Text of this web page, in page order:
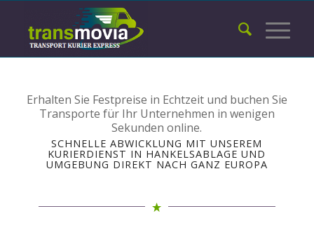
Erhalten Sie Festpreise in Echtzeit und buchen Sie
Transporte für Ihr Unternehmen in wenigen
Sekunden online.
SCHNELLE ABWICKLUNG MIT UNSEREM
KURIERDIENST IN HANKELSABLAGE UND
UMGEBUNG DIREKT NACH GANZ EUROPA